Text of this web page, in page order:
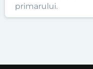
primarului.